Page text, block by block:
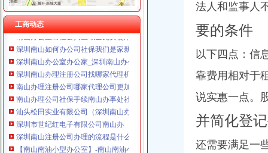
工商动态
南山办公室市场况
南山办公室出租公共区域全免费使用
深圳南山如何办公司社保我们是家新公司地址在：深圳南山高新区虚拟
深圳南山办公室办公家_深圳南山办公室办公家厂家批发-虎易网
深圳南山办理注册公司找哪家代理机构比较可靠
南山办理注册公司哪家代理公司更加专业-商务-十堰网
南山办理公司社保手续南山办事处社保办理南山怎样办理员工社保
汕头松田实业有限公司（深圳南山办）
深圳市世纪红电子有限公司南山办
深圳南山注册公司办理的流程是什么样的-商务服务-成都商报
【南山南油小型办公室】-南山南油小型办公室价格|批发-南山南油小型
【深圳南山深圳办公司招聘|深圳南山更新招聘深圳办公司信息】-北京
法人和监事人
要的条件
以下四点： 信
靠费用相对于
说实惠一点。
并简化登
还需要满足一